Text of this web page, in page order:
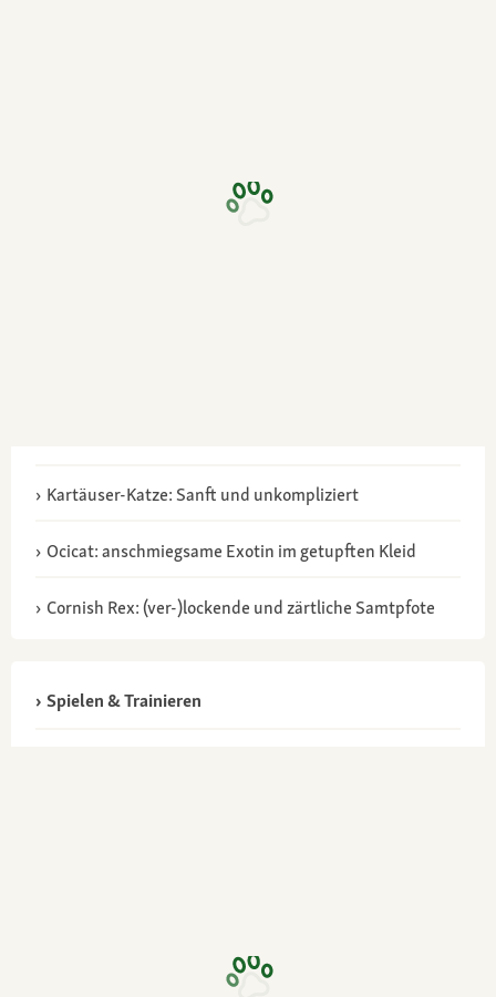
Kartäuser-Katze: Sanft und unkompliziert
Ocicat: anschmiegsame Exotin im getupften Kleid
Cornish Rex: (ver-)lockende und zärtliche Samtpfote
Spielen & Trainieren